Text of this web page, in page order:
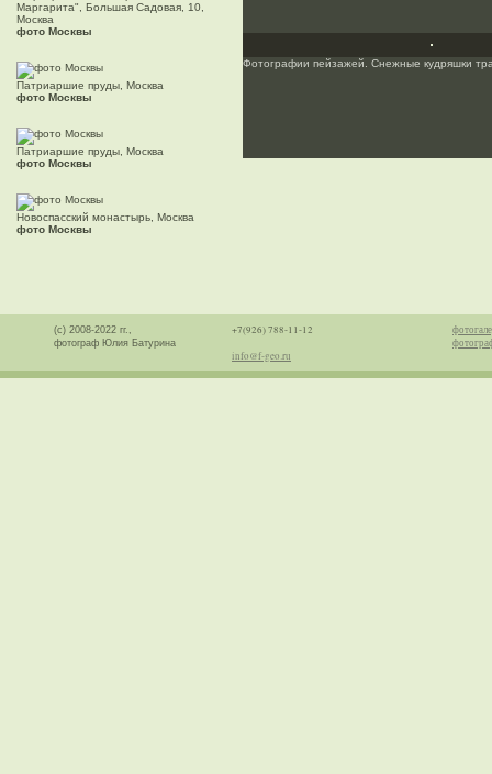
Маргарита", Большая Садовая, 10,
Москва
фото Москвы
Патриаршие пруды, Москва
фото Москвы
Патриаршие пруды, Москва
фото Москвы
Новоспасский монастырь, Москва
фото Москвы
Фотографии пейзажей. Снежные кудряшки
(с) 2008-2022 гг.,
фотограф Юлия Батурина
+7(926) 788-11-12
info@f-geo.ru